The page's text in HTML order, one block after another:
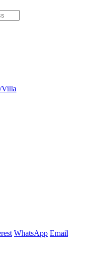
Villa
WhatsApp Email